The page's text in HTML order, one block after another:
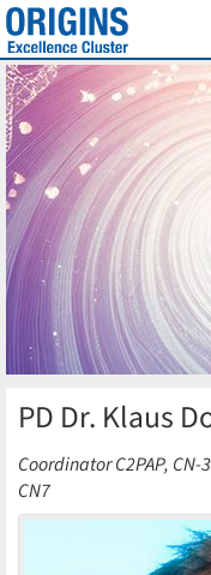
PD Dr. Klaus
Coordinator C2PAP, CN-
CN7